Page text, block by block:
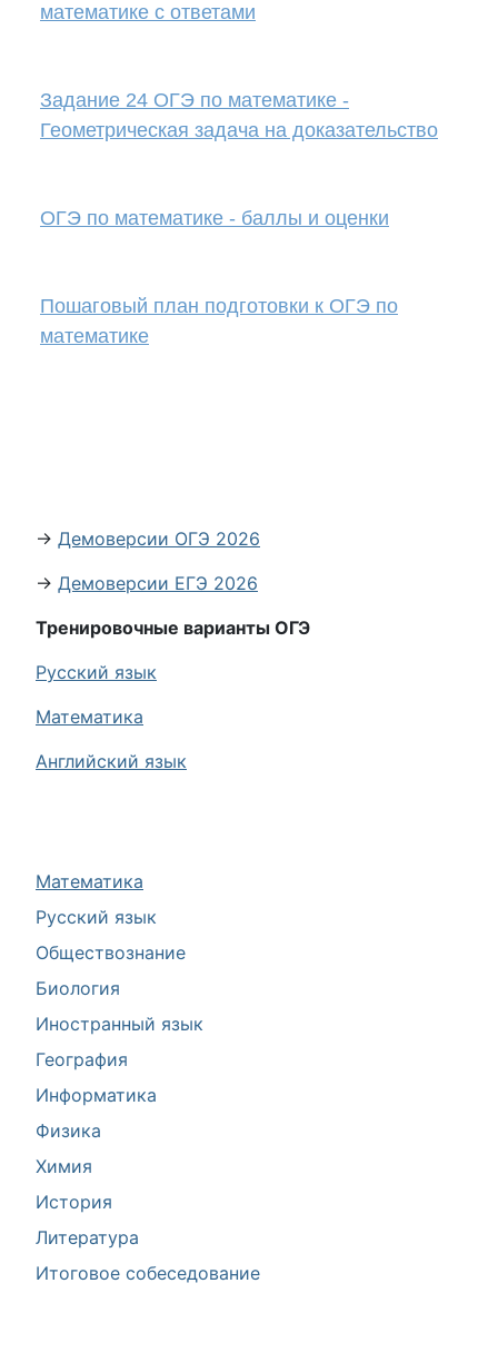
Математика
Русский язык
Обществознание
Биология
Иностранный язык
География
Информатика
Физика
Химия
История
Литература
Итоговое собеседование
математике с ответами
Задание 24 ОГЭ по математике -
Геометрическая задача на доказательство
ОГЭ по математике - баллы и оценки
Пошаговый план подготовки к ОГЭ по
математике
→ Демоверсии ОГЭ 2026
→ Демоверсии ЕГЭ 2026
Тренировочные варианты ОГЭ
Русский язык
Математика
Английский язык